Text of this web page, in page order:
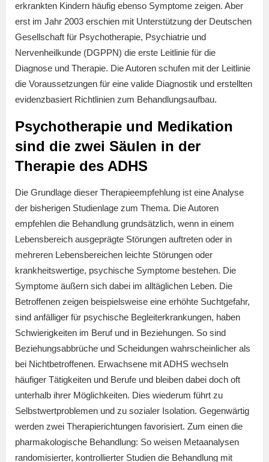
erkrankten Kindern häufig ebenso Symptome zeigen. Aber
erst im Jahr 2003 erschien mit Unterstützung der Deutschen
Gesellschaft für Psychotherapie, Psychiatrie und
Nervenheilkunde (DGPPN) die erste Leitlinie für die
Diagnose und Therapie. Die Autoren schufen mit der Leitlinie
die Voraussetzungen für eine valide Diagnostik und erstellten
evidenzbasiert Richtlinien zum Behandlungsaufbau.
Psychotherapie und Medikation
sind die zwei Säulen in der
Therapie des ADHS
Die Grundlage dieser Therapieempfehlung ist eine Analyse
der bisherigen Studienlage zum Thema. Die Autoren
empfehlen die Behandlung grundsätzlich, wenn in einem
Lebensbereich ausgeprägte Störungen auftreten oder in
mehreren Lebensbereichen leichte Störungen oder
krankheitswertige, psychische Symptome bestehen. Die
Symptome äußern sich dabei im alltäglichen Leben. Die
Betroffenen zeigen beispielsweise eine erhöhte Suchtgefahr,
sind anfälliger für psychische Begleiterkrankungen, haben
Schwierigkeiten im Beruf und in Beziehungen. So sind
Beziehungsabbrüche und Scheidungen wahrscheinlicher als
bei Nichtbetroffenen. Erwachsene mit ADHS wechseln
häufiger Tätigkeiten und Berufe und bleiben dabei doch oft
unterhalb ihrer Möglichkeiten. Dies wiederum führt zu
Selbstwertproblemen und zu sozialer Isolation. Gegenwärtig
werden zwei Therapierichtungen favorisiert. Zum einen die
pharmakologische Behandlung: So weisen Metaanalysen
randomisierter, kontrollierter Studien die Behandlung mit